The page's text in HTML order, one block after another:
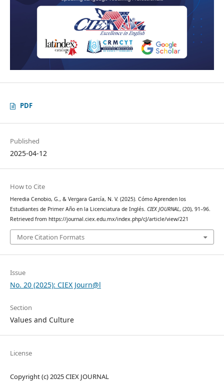
PDF
Published
2025-04-12
How to Cite
Heredia Cenobio, G., & Vergara García, N. V. (2025). Cómo Aprenden los
Estudiantes de Primer Año en la Licenciatura de Inglés. CIEX JOURNAL, (20), 91–96.
Retrieved from https://journal.ciex.edu.mx/index.php/cJ/article/view/221
More Citation Formats
Issue
No. 20 (2025): CIEX Journ@l
Section
Values and Culture
License
Copyright (c) 2025 CIEX JOURNAL